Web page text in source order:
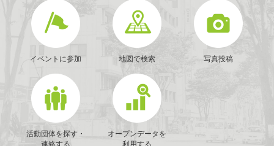
イベントに参加 地図で検索 写真投稿
活動団体を探す・
連絡する
オープンデータを
利用する